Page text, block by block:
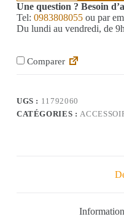
Une question ? Besoin
Tel: 0983808055ou par
Du lundi au vendredi, de
Comparer
UGS : 11792060
CATÉGORIES :